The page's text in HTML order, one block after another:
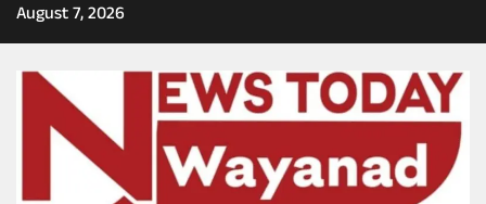
Skip
to
August 7, 2026